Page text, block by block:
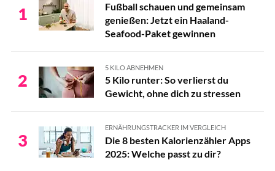
1
Fußball schauen und gemeinsam
genießen: Jetzt ein Haaland-
Seafood-Paket gewinnen
2
5 KILO ABNEHMEN
5 Kilo runter: So verlierst du
Gewicht, ohne dich zu stressen
3
ERNÄHRUNGSTRACKER IM VERGLEICH
Die 8 besten Kalorienzähler Apps
2025: Welche passt zu dir?